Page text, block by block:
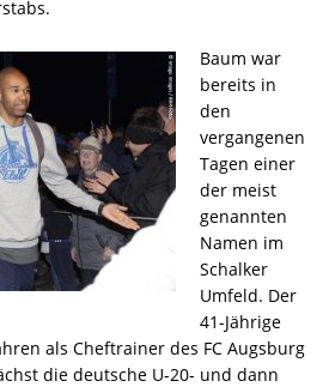
Baum war
bereits in
den
vergangenen
Tagen einer
der meist
genannten
Namen im
Schalker
Umfeld. Der
41-Jährige
als Cheftrainer des FC Augsburg
die deutsche U-20- und dann